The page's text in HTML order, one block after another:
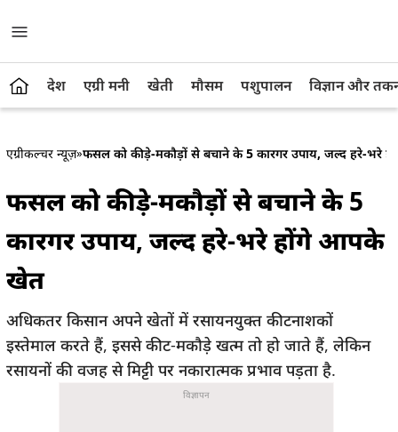
देश एग्री मनी खेती मौसम पशुपालन विज्ञान और
एग्रीकल्चर न्यूज़»फसल को कीड़े-मकौड़ों से बचाने के 5 कारगर उपाय, जल्द हरे-भरे
फसल को कीड़े-मकौड़ों से बचाने के 5
कारगर उपाय, जल्द हरे-भरे होंगे आपके
खेत
अधिकतर किसान अपने खेतों में रसायनयुक्त कीटनाशकों
इस्तेमाल करते हैं, इससे कीट-मकौड़े खत्म तो हो जाते हैं, लेकिन
रसायनों की वजह से मिट्टी पर नकारात्मक प्रभाव पड़ता है.